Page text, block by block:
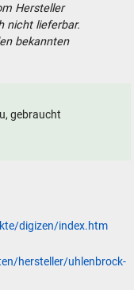
Hersteller
nicht lieferbar.
bekannten
gebraucht
digizen/index.htm
hersteller/uhlenbrock-